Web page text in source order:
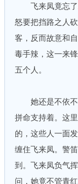
飞来凤竟忘了
怒要把挡路之人
客，反而故意和
毒手辣，这一来
五个人。
她还是不依不
拼命支持着。这
的，这些人一面
缠住飞来凤。警
到。飞来凤负气
问，她竟不管青